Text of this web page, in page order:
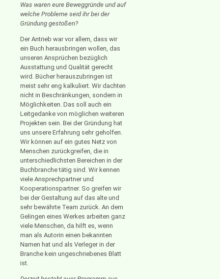
Was waren eure Beweggründe und auf
welche Probleme seid ihr bei der
Gründung gestoßen?
Der Antrieb war vor allem, dass wir
ein Buch herausbringen wollen, das
unseren Ansprüchen bezüglich
Ausstattung und Qualität gerecht
wird. Bücher herauszubringen ist
meist sehr eng kalkuliert. Wir dachten
nicht in Beschränkungen, sondern in
Möglichkeiten. Das soll auch ein
Leitgedanke von möglichen weiteren
Projekten sein. Bei der Gründung hat
uns unsere Erfahrung sehr geholfen.
Wir können auf ein gutes Netz von
Menschen zurückgreifen, die in
unterschiedlichsten Bereichen in der
Buchbranche tätig sind. Wir kennen
viele Ansprechpartner und
Kooperationspartner. So greifen wir
bei der Gestaltung auf das alte und
sehr bewährte Team zurück. An dem
Gelingen eines Werkes arbeiten ganz
viele Menschen, da hilft es, wenn
man als Autorin einen bekannten
Namen hat und als Verleger in der
Branche kein ungeschriebenes Blatt
ist.